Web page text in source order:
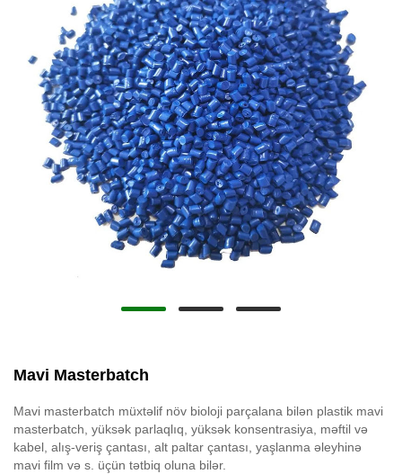
Mavi Masterbatch
Mavi masterbatch müxtəlif növ bioloji parçalana bilən plastik mavi
masterbatch, yüksək parlaqlıq, yüksək konsentrasiya, məftil və
kabel, alış-veriş çantası, alt paltar çantası, yaşlanma əleyhinə
mavi film və s. üçün tətbiq oluna bilər.